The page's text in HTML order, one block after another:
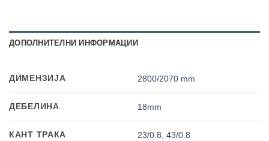
ДОПОЛНИТЕЛНИ ИНФОРМАЦИИ
ДИМЕНЗИЈА 2800/2070 mm
ДЕБЕЛИНА 18mm
КАНТ ТРАКА 23/0.8,43/0.8